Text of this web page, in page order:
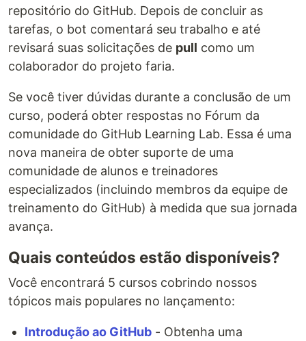
repositório do GitHub. Depois de concluir as
tarefas, o bot comentará seu trabalho e até
revisará suas solicitações de pull como um
colaborador do projeto faria.
Se você tiver dúvidas durante a conclusão de um
curso, poderá obter respostas no Fórum da
comunidade do GitHub Learning Lab. Essa é uma
nova maneira de obter suporte de uma
comunidade de alunos e treinadores
especializados (incluindo membros da equipe de
treinamento do GitHub) à medida que sua jornada
avança.
Quais conteúdos estão disponíveis?
Você encontrará 5 cursos cobrindo nossos
tópicos mais populares no lançamento:
Introdução ao GitHub - Obtenha uma